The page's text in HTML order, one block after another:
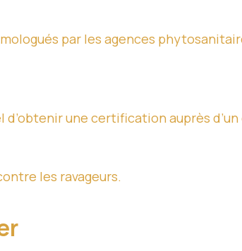
par les agences
une certification auprès
les ravageurs.